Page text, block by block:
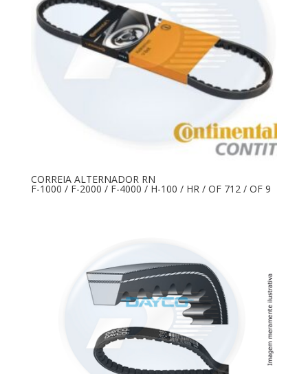
CORREIA ALTERNADOR RN
F-1000 / F-2000 / F-4000 / H-100 / HR / OF 712 / OF 9